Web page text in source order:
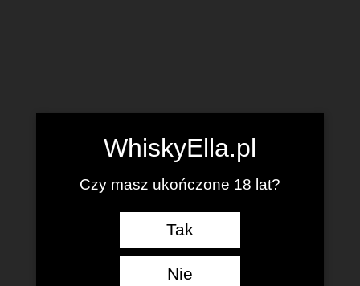
WhiskyElla.pl
Czy masz ukończone 18 lat?
Tak
Nie